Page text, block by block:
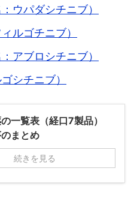
ウパダシチニブ）
ルゴチニブ）
アブロシチニブ）
シチニブ）
一覧表（経口7製品）
まとめ
続きを見る